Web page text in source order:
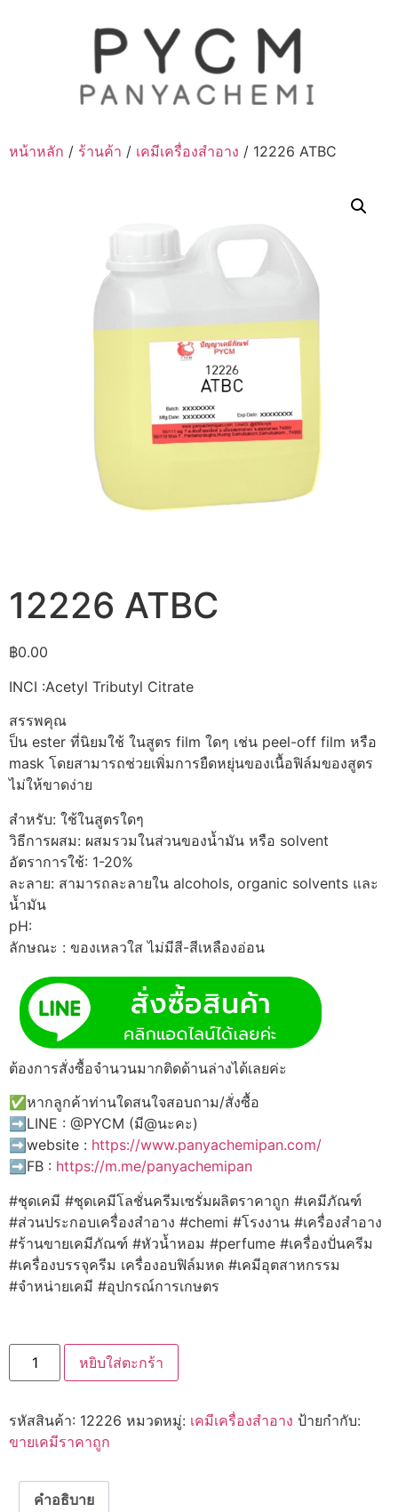
หน้าหลัก / ร้านค้า / เคมีเครื่องสำอาง / 12226 ATBC
12226 ATBC
฿0.00
INCI :Acetyl Tributyl Citrate
สรรพคุณ
ป็น ester ที่นิยมใช้ ในสูตร film ใดๆ เช่น peel-off film หรือ
mask โดยสามารถช่วยเพิ่มการยืดหยุ่นของเนื้อฟิล์มของสูตร
ไม่ให้ขาดง่าย
สำหรับ: ใช้ในสูตรใดๆ
วิธีการผสม: ผสมรวมในส่วนของน้ำมัน หรือ solvent
อัตราการใช้: 1-20%
ละลาย: สามารถละลายใน alcohols, organic solvents และ
น้ำมัน
pH:
ลักษณะ : ของเหลวใส ไม่มีสี-สีเหลืองอ่อน
ต้องการสั่งซื้อจำนวนมากติดด้านล่างได้เลยค่ะ
✅หากลูกค้าท่านใดสนใจสอบถาม/สั่งซื้อ
➡️LINE : @PYCM (มี@นะคะ)
➡️website : https://www.panyachemipan.com/
➡️FB : https://m.me/panyachemipan
#ชุดเคมี #ชุดเคมีโลชั่นครีมเซรั่มผลิตราคาถูก #เคมีภัณฑ์
#ส่วนประกอบเครื่องสำอาง #chemi #โรงงาน #เครื่องสำอาง
#ร้านขายเคมีภัณฑ์ #หัวน้ำหอม #perfume #เครื่องปั่นครีม
#เครื่องบรรจุครีม เครื่องอบฟิล์มหด #เคมีอุตสาหกรรม
#จำหน่ายเคมี #อุปกรณ์การเกษตร
จำนวน
12226
ATBC
หยิบใส่ตะกร้า
รหัสสินค้า: 12226 หมวดหมู่: เคมีเครื่องสำอาง ป้ายกำกับ:
ขายเคมีราคาถูก
คำอธิบาย